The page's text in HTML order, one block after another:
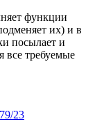
функции
их) и в
посылает и
требуемые
23